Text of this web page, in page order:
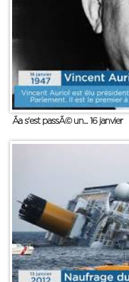
Ãa s'est passÃ© un... 16 janvier